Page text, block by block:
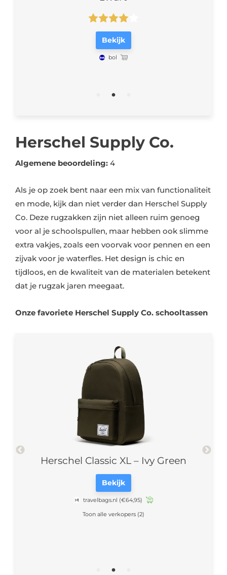
Bekijk
Herschel Supply Co.
4
en mode, kijk dan niet verder dan Herschel Supply
Co. Deze rugzakken zijn niet alleen ruim genoeg
voor al je schoolspullen, maar hebben ook slimme
extra vakjes, zoals een voorvak voor pennen en een
zijvak voor je waterfles. Het design is chic en
tijdloos, en de kwaliteit van de materialen betekent
dat je rugzak jaren meegaat.
Bekijk
travelbags.nl
(€64,95)
Toon alle verkopers (2)